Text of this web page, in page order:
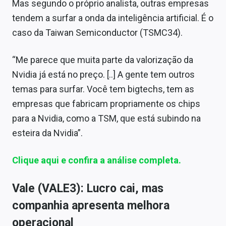
Mas segundo o próprio analista, outras empresas
tendem a surfar a onda da inteligência artificial. É o
caso da Taiwan Semiconductor (TSMC34).
“Me parece que muita parte da valorização da
Nvidia já está no preço. [..] A gente tem outros
temas para surfar. Você tem bigtechs, tem as
empresas que fabricam propriamente os chips
para a Nvidia, como a TSM, que está subindo na
esteira da Nvidia”.
Clique aqui e confira a análise completa.
Vale (VALE3): Lucro cai, mas
companhia apresenta melhora
operacional